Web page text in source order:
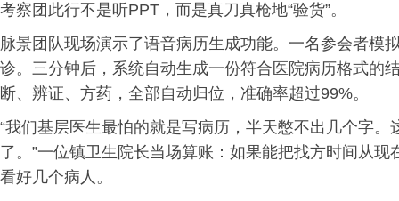
考察团此行不是听PPT，而是真刀真枪地“验货”。
脉景团队现场演示了语音病历生成功能。一名参会者模
诊。三分钟后，系统自动生成一份符合医院病历格式
断、辨证、方药，全部自动归位，准确率超过99%。
“我们基层医生最怕的就是写病历，半天憋不出几个字
了。”一位镇卫生院长当场算账：如果能把找方时间从
看好几个病人。